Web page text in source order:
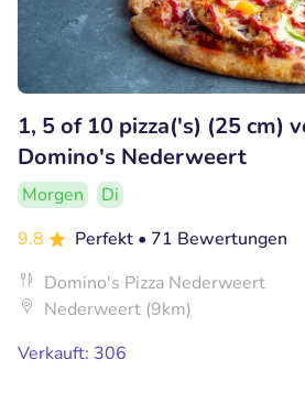
1, 5 of 10 pizza('s) (25 cm)
Domino's Nederweert
Morgen
Di
9.8
Perfekt • 71 Bewertungen
Domino's Pizza Nederweert
Nederweert (9km)
Verkauft: 306